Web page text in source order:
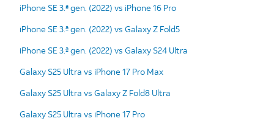
iPhone SE 3.ª gen. (2022) vs iPhone 16 Pro
iPhone SE 3.ª gen. (2022) vs Galaxy Z Fold5
iPhone SE 3.ª gen. (2022) vs Galaxy S24 Ultra
Galaxy S25 Ultra vs iPhone 17 Pro Max
Galaxy S25 Ultra vs Galaxy Z Fold8 Ultra
Galaxy S25 Ultra vs iPhone 17 Pro